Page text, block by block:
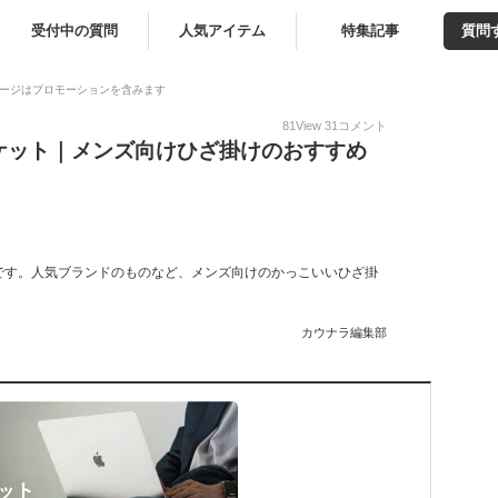
受付中の質問 人気アイテム 特集記事 質問
ジはプロモーションを含みます
81View 31 コメント
ト｜メンズ向けひざ掛けのおすすめ
。人気ブランドのものなど、メンズ向けのかっこいいひざ掛
カウナラ編集部